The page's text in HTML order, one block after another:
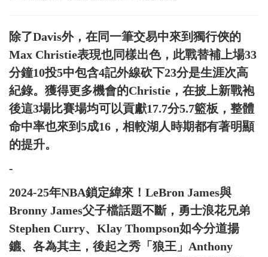
除了Davis外，在同一筆交易中來到獨行俠的
Max Christie表現也同樣出色，此戰替補上場33
分鐘10投5中包含4記外線砍下23分是生涯次高
紀錄。獲得更多機會的Christie，在披上新戰袍
後這3場比賽場均可以貢獻17.7分5.7籃板，整體
命中率也來到5成16，相較湖人時期都有著明顯
的提升。
-
2024-25年NBA鎖定緯來！LeBron James與
Bronny James父子檔話題不斷，勇士浪花兄弟
Stephen Curry、Klay Thompson如今分道揚
鑣、各為其主，後起之秀「狼王」Anthony